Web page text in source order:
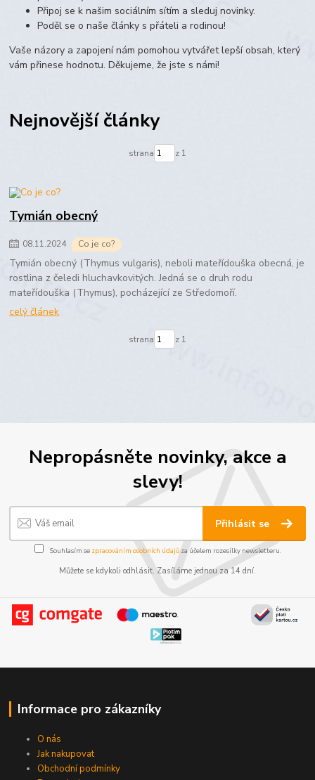
Připoj se k našim sociálním sítím a sleduj novinky.
Poděl se o naše články s přáteli a rodinou!
Vaše názory a zapojení nám pomohou vytvářet lepší obsah, který
vám přinese hodnotu. Děkujeme, že jste s námi!
Nejnovější články
strana z 1
Tymián obecný
08.11.2024 Co je co?
Tymián obecný (Thymus vulgaris), neboli mateřídouška obecná, je
rostlina z čeledi hluchavkovitých. Jedná se o druh rodu
mateřídouška (Thymus), pocházející ze Středomoří.
celý článek
strana z 1
Nepropásněte novinky, akce a
slevy!
Přihlásit se
Souhlasím se zpracováním osobních údajůza účelem rozesílky newsletteru.
Můžete se kdykoli odhlásit. Zasíláme jednou za 14 dní.
Informace pro zákazníky
O nás
Jak nakupovat
Obchodní podmínky